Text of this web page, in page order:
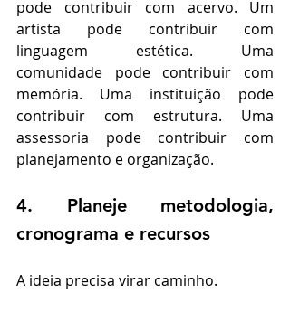
pode contribuir com acervo. Um
artista pode contribuir com
linguagem estética. Uma
comunidade pode contribuir com
memória. Uma instituição pode
contribuir com estrutura. Uma
assessoria pode contribuir com
planejamento e organização.
4. Planeje metodologia,
cronograma e recursos
A ideia precisa virar caminho.